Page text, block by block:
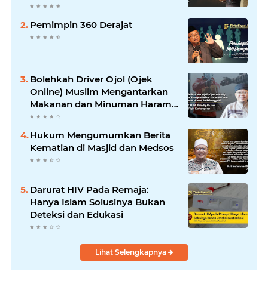
Pemimpin 360 Derajat
Bolehkah Driver Ojol (Ojek
Online) Muslim Mengantarkan
Makanan dan Minuman Haram
ke Pelanggan?
Hukum Mengumumkan Berita
Kematian di Masjid dan Medsos
Darurat HIV Pada Remaja:
Hanya Islam Solusinya Bukan
Deteksi dan Edukasi
Lihat Selengkapnya